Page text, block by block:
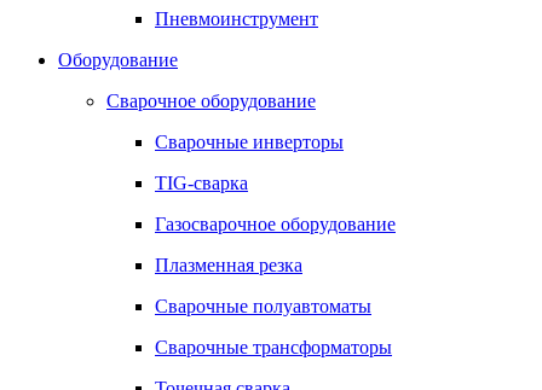
Пневмоинструмент
Оборудование
Сварочное оборудование
Сварочные инверторы
TIG-сварка
Газосварочное оборудование
Плазменная резка
Сварочные полуавтоматы
Сварочные трансформаторы